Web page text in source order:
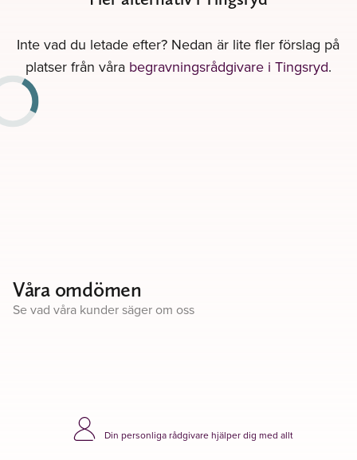
Inte vad du letade efter? Nedan är lite fler förslag på
platser från våra begravningsrådgivare i Tingsryd.
Våra omdömen
Se vad våra kunder säger om oss
Din personliga rådgivare hjälper dig med allt